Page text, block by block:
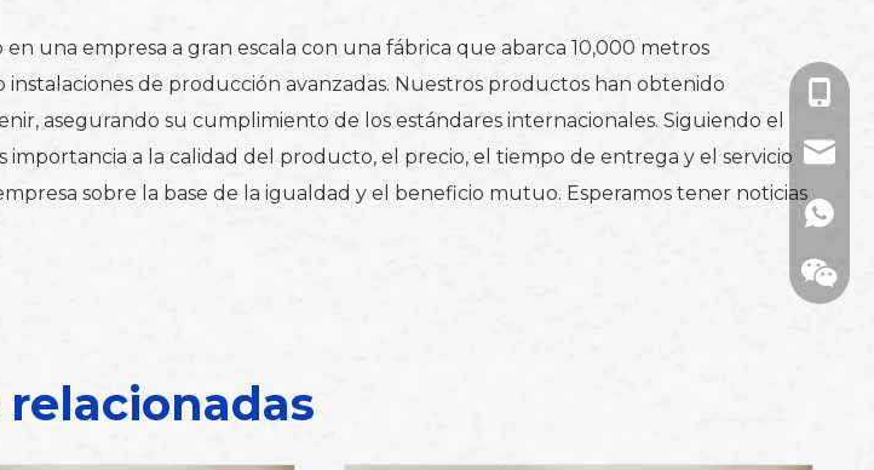
una empresa a gran escala con una fábrica que abarca 10,000 metros
de producción avanzadas. Nuestros productos han obtenido
asegurando su cumplimiento de los estándares internacionales. Siguiendo el
a la calidad del producto, el precio, el tiempo de entrega y el servicio
sobre la base de la igualdad y el beneficio mutuo. Esperamos tener noticias
+86-